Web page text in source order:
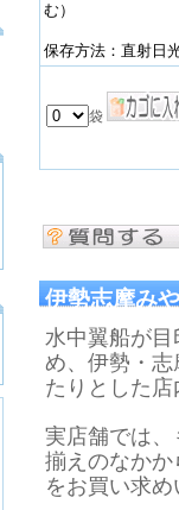
む）
保存方法：直射日
伊勢志摩み
水中翼船が
め、伊勢・
たりとした
実店舗では
揃えのなか
をお買い求